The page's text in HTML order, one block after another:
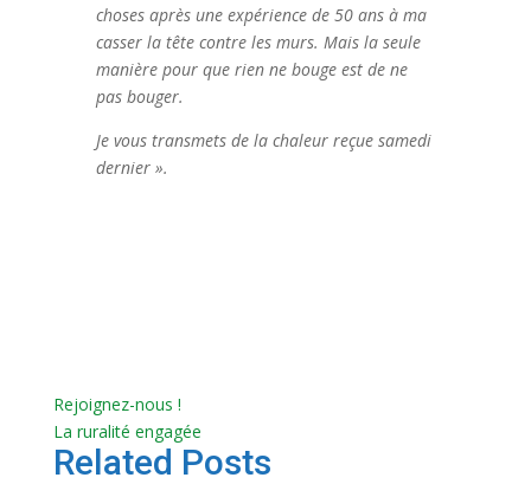
choses après une expérience de 50 ans à ma
casser la tête contre les murs. Mais la seule
manière pour que rien ne bouge est de ne
pas bouger.
Je vous transmets de la chaleur reçue samedi
dernier ».
Rejoignez-nous !
La ruralité engagée
Related Posts